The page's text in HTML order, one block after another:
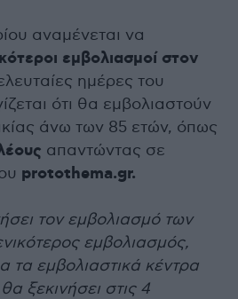
αναμένεται να
εμβολιασμοί στον
ημέρες του
ότι θα εμβολιαστούν
άνω των 85 ετών, όπως
απαντώντας σε
protothema.gr.
τον εμβολιασμό των
εμβολιασμός,
τα εμβολιαστικά κέντρα
ξεκινήσει στις 4